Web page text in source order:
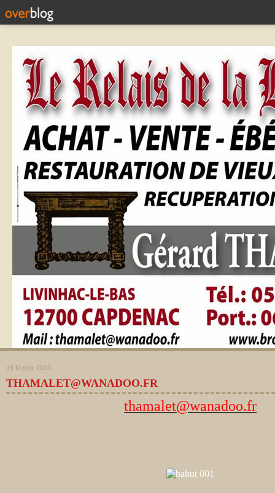
19 février 2010
THAMALET@WANADOO.FR
thamalet@wanadoo.fr